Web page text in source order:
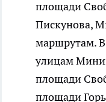
площади
Пискунова,
маршрутам.
улицам
площади
площади